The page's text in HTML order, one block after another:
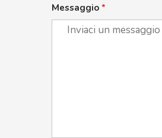
Messaggio *